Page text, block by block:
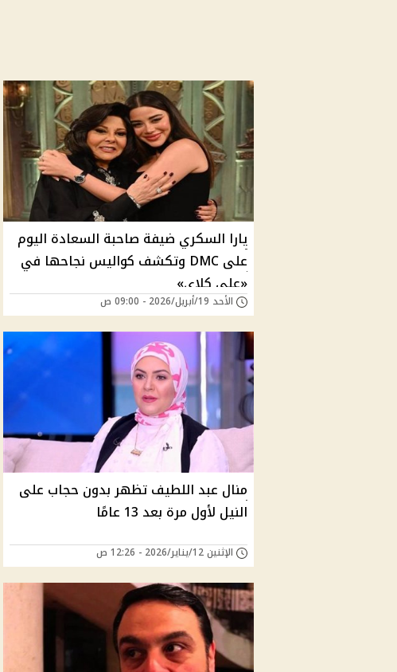
يارا السكري ضيفة صاحبة السعادة اليوم
على DMC وتكشف كواليس نجاحها في
«على كلاي»
الأحد 19/أبريل/2026 - 09:00 ص
منال عبد اللطيف تظهر بدون حجاب على
النيل لأول مرة بعد 13 عامًا
الإثنين 12/يناير/2026 - 12:26 ص